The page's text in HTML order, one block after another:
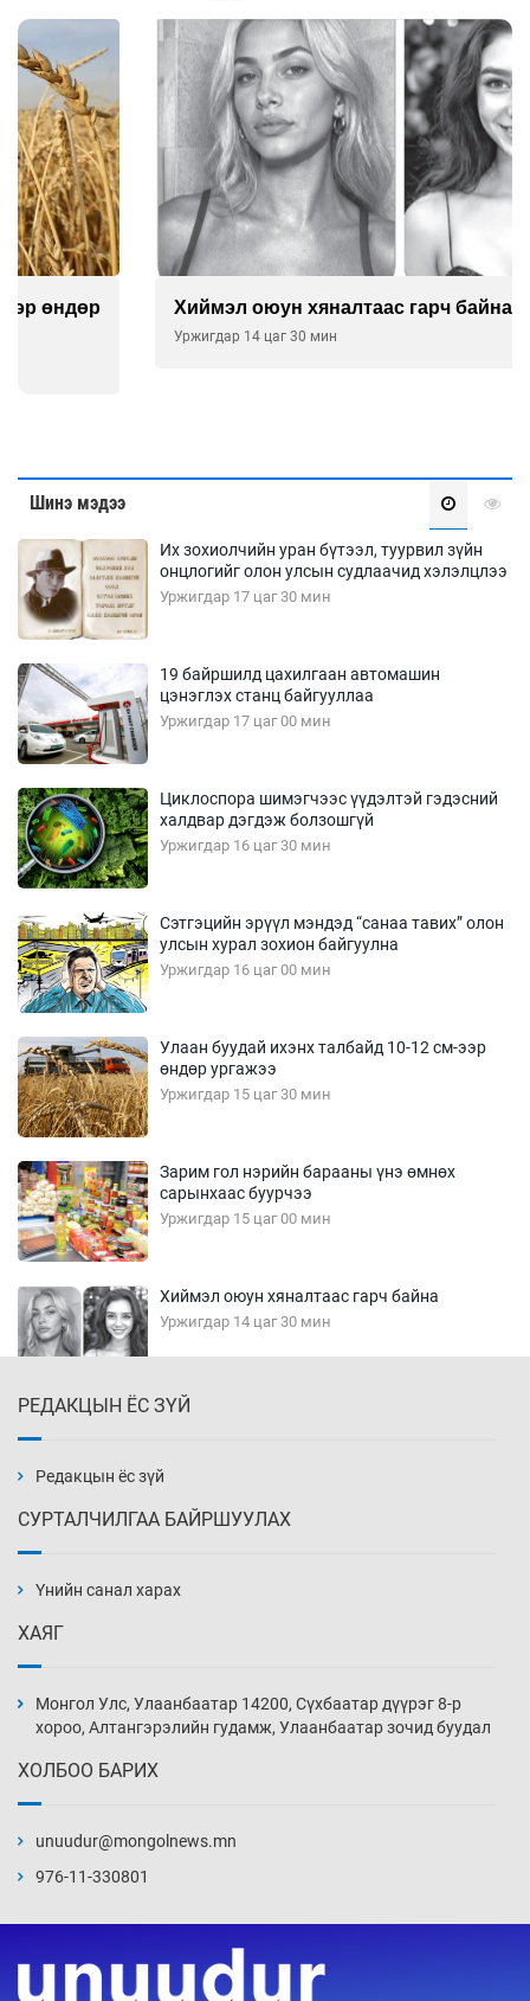
Хиймэл оюун хяналтаас гарч байна
Уржигдар 14 цаг 30 мин
Шинэ мэдээ
Их зохиолчийн уран бүтээл, туурвил зүйн
онцлогийг олон улсын судлаачид хэлэлцлээ
Уржигдар 17 цаг 30 мин
19 байршилд цахилгаан автомашин
цэнэглэх станц байгууллаа
Уржигдар 17 цаг 00 мин
Циклоспора шимэгчээс үүдэлтэй гэдэсний
халдвар дэгдэж болзошгүй
Уржигдар 16 цаг 30 мин
Сэтгэцийн эрүүл мэндэд “санаа тавих” олон
улсын хурал зохион байгуулна
Уржигдар 16 цаг 00 мин
Улаан буудай ихэнх талбайд 10-12 см-ээр
өндөр ургажээ
Уржигдар 15 цаг 30 мин
Зарим гол нэрийн барааны үнэ өмнөх
сарынхаас буурчээ
Уржигдар 15 цаг 00 мин
Хиймэл оюун хяналтаас гарч байна
Уржигдар 14 цаг 30 мин
Уржигдар 14 цаг 00 мин
нэмэгджээ
Уржигдар 13 цаг 30 мин
Уржигдар 13 цаг 00 мин
Уржигдар 12 цаг 30 мин
РЕДАКЦЫН ЁС ЗҮЙ
Редакцын ёс зүй
СУРТАЛЧИЛГАА БАЙРШУУЛАХ
Үнийн санал харах
ХАЯГ
Монгол Улс, Улаанбаатар 14200, Сүхбаатар дүүрэг 8-р
хороо, Алтангэрэлийн гудамж, Улаанбаатар зочид буудал
ХОЛБОО БАРИХ
unuudur@mongolnews.mn
976-11-330801